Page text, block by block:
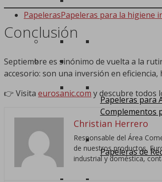
PapelerasPapeleras para la higiene
Papeleras para
Complementos
Papeleras de
Conclusión
Septiembre es sinónimo de vuelta a la
accesorio: son una inversión en
👉 Visita eurosanic.com y descubre todos
Christian Herrero
Responsable del Área
de nuestros productos.
industrial y doméstica,